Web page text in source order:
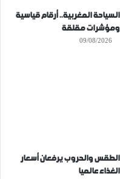
السياحة المغربية.. أرقام قياسية
ومؤشرات مقلقة
09/08/2026
الطقس والحروب يرفعان أسعار
الغذاء عالميا